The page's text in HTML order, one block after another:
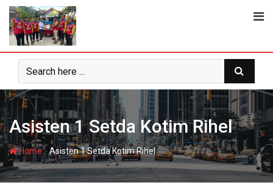
Skip
content
Asisten 1 Setda Kotim Rihel
Home-Asisten 1 Setda Kotim Rihel